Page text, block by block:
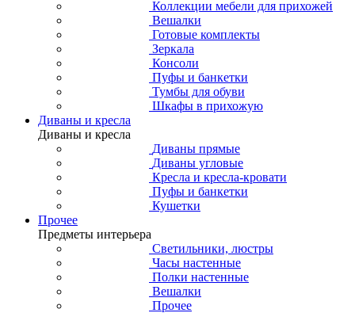
Коллекции мебели для прихожей
Вешалки
Готовые комплекты
Зеркала
Консоли
Пуфы и банкетки
Тумбы для обуви
Шкафы в прихожую
Диваны и кресла
Диваны и кресла
Диваны прямые
Диваны угловые
Кресла и кресла-кровати
Пуфы и банкетки
Кушетки
Прочее
Предметы интерьера
Светильники, люстры
Часы настенные
Полки настенные
Вешалки
Прочее